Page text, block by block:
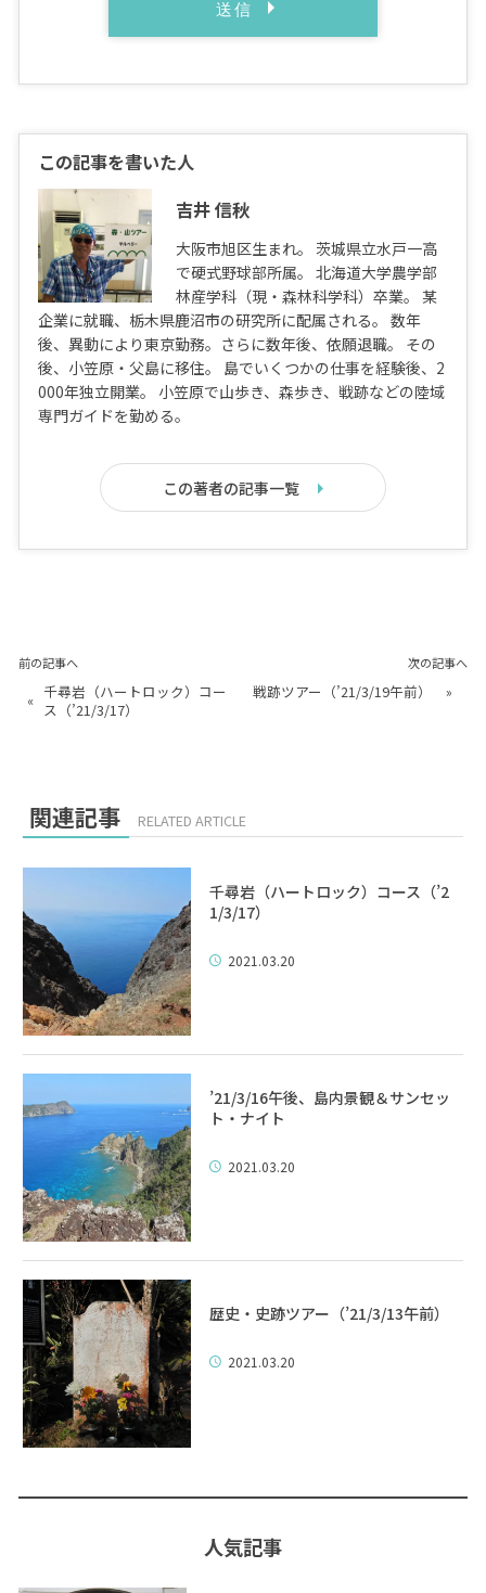
この記事を書いた人
吉井 信秋
大阪市旭区生まれ。 茨城県立水戸一高
で硬式野球部所属。 北海道大学農学部
林産学科（現・森林科学科）卒業。 某
企業に就職、栃木県鹿沼市の研究所に配属される。 数年
後、異動により東京勤務。さらに数年後、依願退職。 その
後、小笠原・父島に移住。 島でいくつかの仕事を経験後、2
000年独立開業。 小笠原で山歩き、森歩き、戦跡などの陸域
専門ガイドを勤める。
この著者の記事一覧
前の記事へ
« 千尋岩（ハートロック）コー
ス（’21/3/17）
次の記事へ
戦跡ツアー（’21/3/19午前） »
関連記事 RELATED ARTICLE
千尋岩（ハートロック）コース（’2
1/3/17）
2021.03.20
’21/3/16午後、島内景観＆サンセッ
ト・ナイト
2021.03.20
歴史・史跡ツアー（’21/3/13午前）
2021.03.20
人気記事